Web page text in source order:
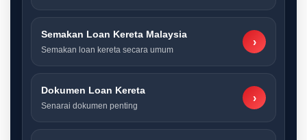
Semakan Loan Kereta Malaysia
Semakan loan kereta secara umum
›
Dokumen Loan Kereta
Senarai dokumen penting
›